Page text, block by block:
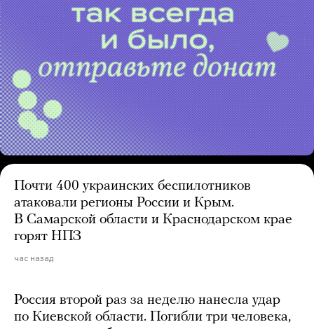
Почти 400 украинских беспилотников
атаковали регионы России и Крым.
В Самарской области и Краснодарском крае
горят НПЗ
час назад
Россия второй раз за неделю нанесла удар
по Киевской области. Погибли три человека,